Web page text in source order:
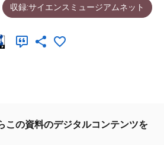
収録:サイエンスミュージアムネット
この資料のデジタルコンテンツを